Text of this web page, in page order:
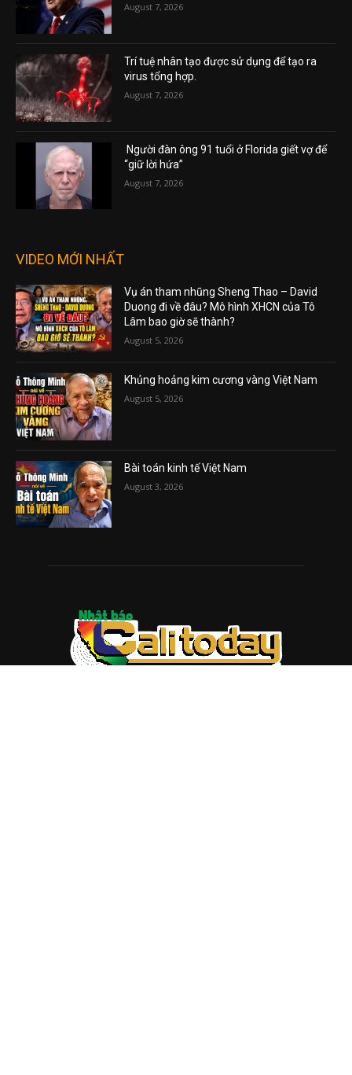
August 7, 2026
Trí tuệ nhân tạo được sử dụng để tạo ra
virus tổng hợp.
August 7, 2026
Người đàn ông 91 tuổi ở Florida giết vợ để
“giữ lời hứa”
August 7, 2026
VIDEO MỚI NHẤT
Vụ án tham nhũng Sheng Thao – David
Duong đi về đâu? Mô hình XHCN của Tô
Lâm bao giờ sẽ thành?
August 5, 2026
Khủng hoảng kim cương vàng Việt Nam
August 5, 2026
Bài toán kinh tế Việt Nam
August 3, 2026